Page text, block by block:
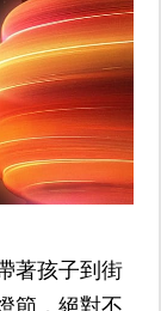
著孩子到街